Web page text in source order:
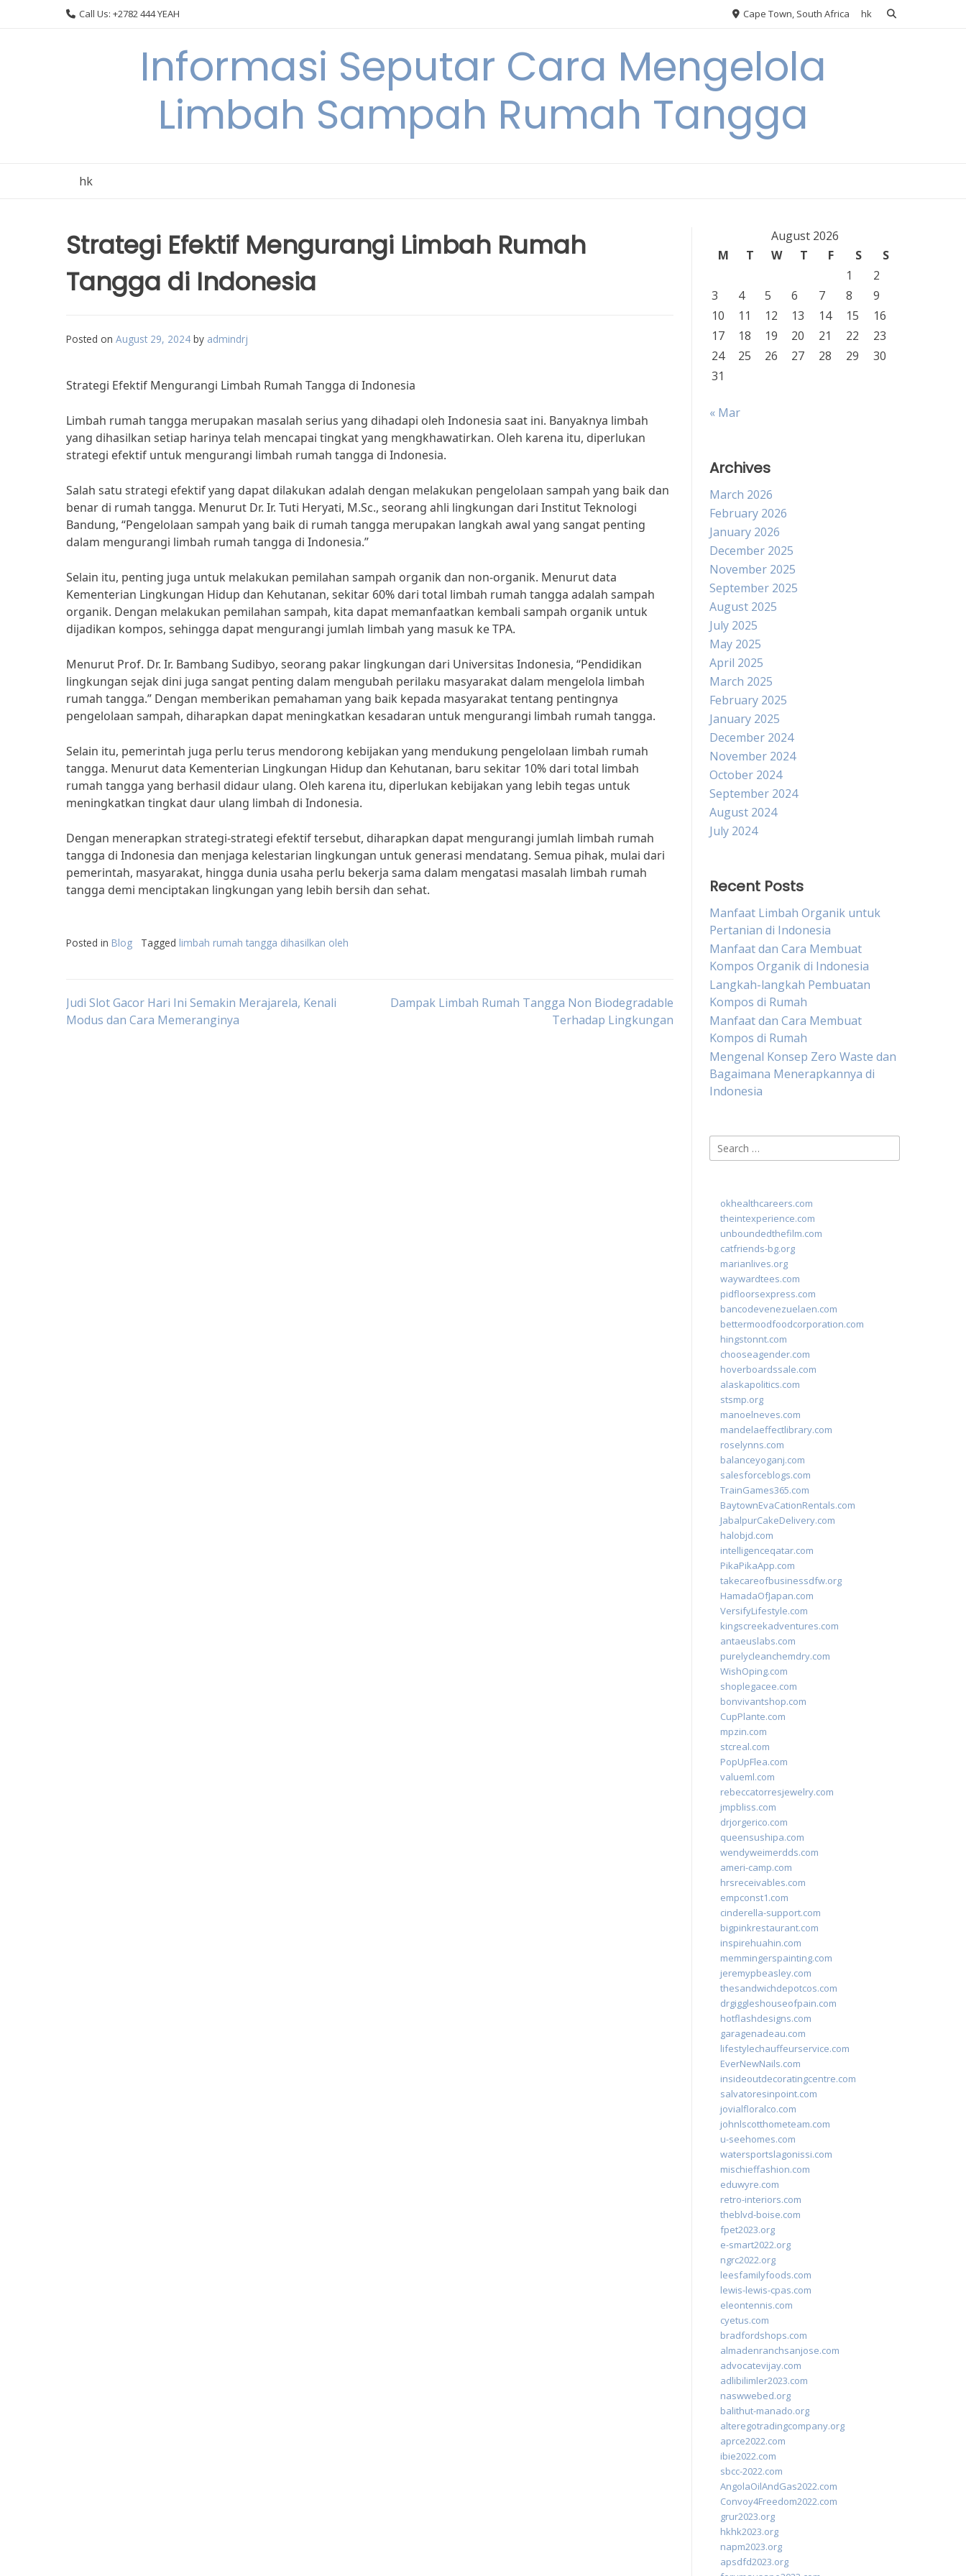
Call Us: +2782 444 YEAH Cape Town, South Africa hk
Informasi Seputar Cara Mengelola
Limbah Sampah Rumah Tangga
hk
Strategi Efektif Mengurangi Limbah Rumah
Tangga di Indonesia
Posted on August 29, 2024 by admindrj
Strategi Efektif Mengurangi Limbah Rumah Tangga di Indonesia
Limbah rumah tangga merupakan masalah serius yang dihadapi oleh Indonesia saat ini. Banyaknya limbah
yang dihasilkan setiap harinya telah mencapai tingkat yang mengkhawatirkan. Oleh karena itu, diperlukan
strategi efektif untuk mengurangi limbah rumah tangga di Indonesia.
Salah satu strategi efektif yang dapat dilakukan adalah dengan melakukan pengelolaan sampah yang baik dan
benar di rumah tangga. Menurut Dr. Ir. Tuti Heryati, M.Sc., seorang ahli lingkungan dari Institut Teknologi
Bandung, “Pengelolaan sampah yang baik di rumah tangga merupakan langkah awal yang sangat penting
dalam mengurangi limbah rumah tangga di Indonesia.”
Selain itu, penting juga untuk melakukan pemilahan sampah organik dan non-organik. Menurut data
Kementerian Lingkungan Hidup dan Kehutanan, sekitar 60% dari total limbah rumah tangga adalah sampah
organik. Dengan melakukan pemilahan sampah, kita dapat memanfaatkan kembali sampah organik untuk
dijadikan kompos, sehingga dapat mengurangi jumlah limbah yang masuk ke TPA.
Menurut Prof. Dr. Ir. Bambang Sudibyo, seorang pakar lingkungan dari Universitas Indonesia, “Pendidikan
lingkungan sejak dini juga sangat penting dalam mengubah perilaku masyarakat dalam mengelola limbah
rumah tangga.” Dengan memberikan pemahaman yang baik kepada masyarakat tentang pentingnya
pengelolaan sampah, diharapkan dapat meningkatkan kesadaran untuk mengurangi limbah rumah tangga.
Selain itu, pemerintah juga perlu terus mendorong kebijakan yang mendukung pengelolaan limbah rumah
tangga. Menurut data Kementerian Lingkungan Hidup dan Kehutanan, baru sekitar 10% dari total limbah
rumah tangga yang berhasil didaur ulang. Oleh karena itu, diperlukan kebijakan yang lebih tegas untuk
meningkatkan tingkat daur ulang limbah di Indonesia.
Dengan menerapkan strategi-strategi efektif tersebut, diharapkan dapat mengurangi jumlah limbah rumah
tangga di Indonesia dan menjaga kelestarian lingkungan untuk generasi mendatang. Semua pihak, mulai dari
pemerintah, masyarakat, hingga dunia usaha perlu bekerja sama dalam mengatasi masalah limbah rumah
tangga demi menciptakan lingkungan yang lebih bersih dan sehat.
Posted in Blog Tagged limbah rumah tangga dihasilkan oleh
Post
Judi Slot Gacor Hari Ini Semakin Merajarela, Kenali
Modus dan Cara Memeranginya
Dampak Limbah Rumah Tangga Non Biodegradable
Terhadap Lingkungan
August 2026
M
T W T F S
S
1
2
3
4 5 6 7 8
9
10
11 12 13 14 15
16
17
18 19 20 21 22
23
24
25 26 27 28 29
30
31
« Mar
Archives
March 2026
February 2026
January 2026
December 2025
November 2025
September 2025
August 2025
July 2025
May 2025
April 2025
March 2025
February 2025
January 2025
December 2024
November 2024
October 2024
September 2024
August 2024
July 2024
Recent Posts
Manfaat Limbah Organik untuk
Pertanian di Indonesia
Manfaat dan Cara Membuat
Kompos Organik di Indonesia
Langkah-langkah Pembuatan
Kompos di Rumah
Manfaat dan Cara Membuat
Kompos di Rumah
Mengenal Konsep Zero Waste dan
Bagaimana Menerapkannya di
Indonesia
Search
for:
okhealthcareers.com
theintexperience.com
unboundedthefilm.com
catfriends-bg.org
marianlives.org
waywardtees.com
pidfloorsexpress.com
bancodevenezuelaen.com
bettermoodfoodcorporation.com
hingstonnt.com
chooseagender.com
hoverboardssale.com
alaskapolitics.com
stsmp.org
manoelneves.com
mandelaeffectlibrary.com
roselynns.com
balanceyoganj.com
salesforceblogs.com
TrainGames365.com
BaytownEvaCationRentals.com
JabalpurCakeDelivery.com
halobjd.com
intelligenceqatar.com
PikaPikaApp.com
takecareofbusinessdfw.org
HamadaOfJapan.com
VersifyLifestyle.com
kingscreekadventures.com
antaeuslabs.com
purelycleanchemdry.com
WishOping.com
shoplegacee.com
bonvivantshop.com
CupPlante.com
mpzin.com
stcreal.com
PopUpFlea.com
valueml.com
rebeccatorresjewelry.com
jmpbliss.com
drjorgerico.com
queensushipa.com
wendyweimerdds.com
ameri-camp.com
hrsreceivables.com
empconst1.com
cinderella-support.com
bigpinkrestaurant.com
inspirehuahin.com
memmingerspainting.com
jeremypbeasley.com
thesandwichdepotcos.com
drgiggleshouseofpain.com
hotflashdesigns.com
garagenadeau.com
lifestylechauffeurservice.com
EverNewNails.com
insideoutdecoratingcentre.com
salvatoresinpoint.com
jovialfloralco.com
johnlscotthometeam.com
u-seehomes.com
watersportslagonissi.com
mischieffashion.com
eduwyre.com
retro-interiors.com
theblvd-boise.com
fpet2023.org
e-smart2022.org
ngrc2022.org
leesfamilyfoods.com
lewis-lewis-cpas.com
eleontennis.com
cyetus.com
bradfordshops.com
almadenranchsanjose.com
advocatevijay.com
adlibilimler2023.com
naswwebed.org
balithut-manado.org
alteregotradingcompany.org
aprce2022.com
ibie2022.com
sbcc-2022.com
AngolaOilAndGas2022.com
Convoy4Freedom2022.com
grur2023.org
hkhk2023.org
napm2023.org
apsdfd2023.org